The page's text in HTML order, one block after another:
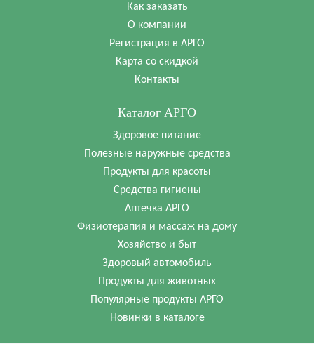
Как заказать
О компании
Регистрация в АРГО
Карта со скидкой
Контакты
Каталог АРГО
Здоровое питание
Полезные наружные средства
Продукты для красоты
Средства гигиены
Аптечка АРГО
Физиотерапия и массаж на дому
Хозяйство и быт
Здоровый автомобиль
Продукты для животных
Популярные продукты АРГО
Новинки в каталоге